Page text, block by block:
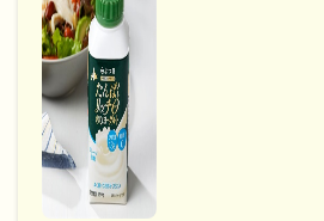
ご活用ください。